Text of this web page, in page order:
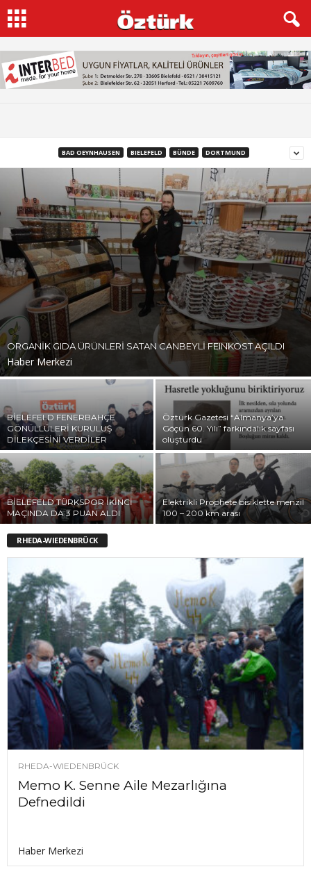
BAD OEYNHAUSEN BIELEFELD BÜNDE DORTMUND
ORGANİK GIDA ÜRÜNLERİ SATAN CANBEYLİ FEINKOST AÇILDI
Haber Merkezi
BİELEFELD FENERBAHÇE
GÖNÜLLÜLERİ KURULUŞ
DİLEKÇESİNİ VERDİLER
Öztürk Gazetesi “Almanya’ya
Göçün 60. Yılı” farkındalık sayfası
oluşturdu
BİELEFELD TÜRKSPOR İKİNCİ
MAÇINDA DA 3 PUAN ALDI
Elektrikli Prophete bisiklette menzil
100 – 200 km arası
RHEDA-WIEDENBRÜCK
RHEDA-WIEDENBRÜCK
Memo K. Senne Aile Mezarlığına
Defnedildi
Haber Merkezi